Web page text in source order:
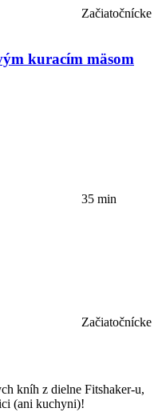
Začiatočnícke
kuracím mäsom
35 min
Začiatočnícke
kníh z dielne Fitshaker-u,
(ani kuchyni)!